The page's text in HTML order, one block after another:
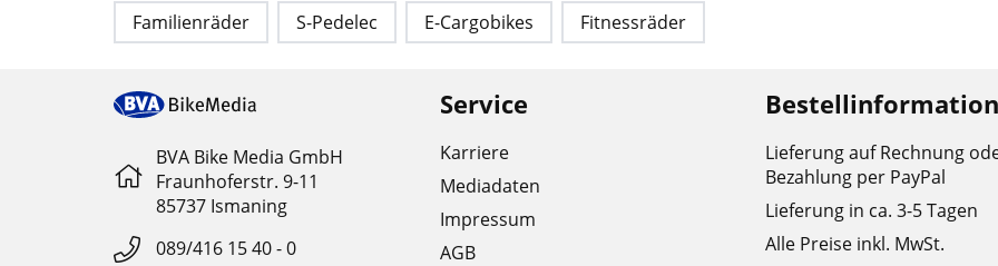
Familienräder S-Pedelec E-Cargobikes Fitnessräder
BVA Bike Media GmbH
Fraunhoferstr. 9-11
85737 Ismaning
089/416 15 40 - 0
Service
Karriere
Mediadaten
Impressum
AGB
Lieferung auf Rechnung
Bezahlung per PayPal
Lieferung in ca. 3-5 Tagen
Alle Preise inkl. MwSt.